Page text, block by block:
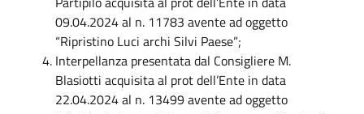
09.04.2024 al n. 11783 avente ad oggetto
“Ripristino Luci archi Silvi Paese”;
Interpellanza presentata dal Consigliere M.
Blasiotti acquisita al prot dell’Ente in data
22.04.2024 al n. 13499 avente ad oggetto